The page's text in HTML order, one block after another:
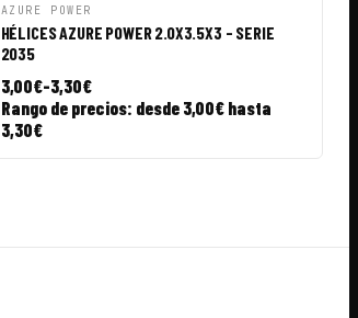
VISTA RÁPIDA
AZURE POWER
HÉLICES AZURE POWER 2.0X3.5X3 - SERIE
2035
3,00€-3,30€
Rango de precios: desde 3,00€ hasta
3,30€